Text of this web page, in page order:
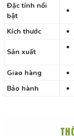
Đặc tính nổi
bật
Kích thước
Sản xuất
Giao hàng
Bảo hành